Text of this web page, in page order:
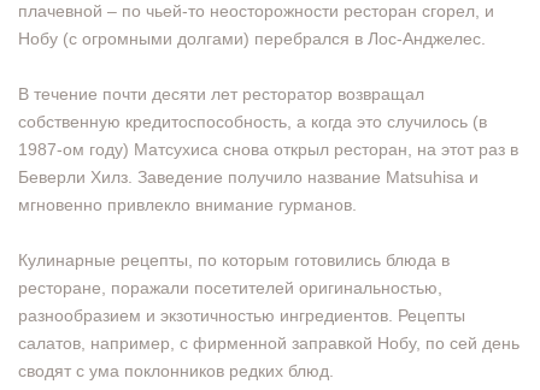
плачевной – по чьей-то неосторожности ресторан сгорел, и
Нобу (с огромными долгами) перебрался в Лос-Анджелес.
В течение почти десяти лет ресторатор возвращал
собственную кредитоспособность, а когда это случилось (в
1987-ом году) Матсухиса снова открыл ресторан, на этот раз в
Беверли Хилз. Заведение получило название Matsuhisa и
мгновенно привлекло внимание гурманов.
Кулинарные рецепты, по которым готовились блюда в
ресторане, поражали посетителей оригинальностью,
разнообразием и экзотичностью ингредиентов. Рецепты
салатов, например, с фирменной заправкой Нобу, по сей день
сводят с ума поклонников редких блюд.